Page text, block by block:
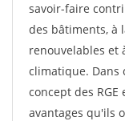
savoir-faire
des bâtiments, à
renouvelables et
climatique. Dans
concept des
avantages qu'ils